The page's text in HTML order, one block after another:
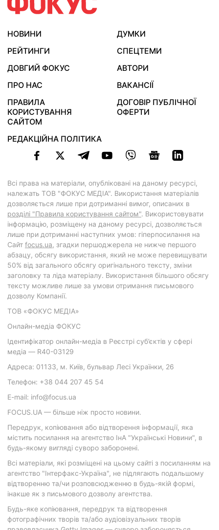
НОВИНИ
ДУМКИ
РЕЙТИНГИ
СПЕЦТЕМИ
ДОВГИЙ ФОКУС
АВТОРИ
ПРО НАС
ВАКАНСІЇ
ПРАВИЛА
КОРИСТУВАННЯ
САЙТОМ
ДОГОВІР ПУБЛІЧНОЇ
ОФЕРТИ
РЕДАКЦІЙНА ПОЛІТИКА
Всі права на матеріали, опубліковані на даному ресурсі,
належать ТОВ "ФОКУС МЕДІА". Використання матеріалів
дозволяється лише при дотриманні вимог, описаних в
розділі "Правила користування сайтом". Використовувати
інформацію, розміщену на даному ресурсі, дозволяється
лише при дотриманні наступних умов: гіперпосилання на
Cайт focus.ua, згадки першоджерела не нижче першого
абзацу, обсягу використання, який не може перевищувати
50% від загального обсягу оригінального тексту, зміни
заголовку та ліда матеріалу. Використання більшого обсягу
тексту можливе лише за умови отримання письмового
дозволу Компанії.
ТОВ «ФОКУС МЕДІА»
Онлайн-медіа ФОКУС
Ідентифікатор онлайн-медіа в Реєстрі суб’єктів у сфері
медіа — R40-03129
Адреса: 01133, м. Київ, бульвар Лесі Українки, 26
Телефон: +38 044 207 45 54
E-mail: info@focus.ua
FOCUS.UA — більше ніж просто новини.
Передрук, копіювання або відтворення інформації, яка
містить посилання на агентство ІнА "Українські Новини", в
будь-якому вигляді суворо заборонені.
Всі матеріали, які розміщені на цьому сайті з посиланням на
агентство "Інтерфакс-Україна", не підлягають подальшому
відтворенню та/чи розповсюдженню в будь-якій формі,
інакше як з письмового дозволу агентства.
Будь-яке копіювання, передрук та відтворення
фотографічних творів та/або аудіовізуальних творів